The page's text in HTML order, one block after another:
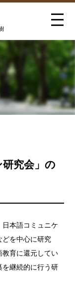
研究会」の
日本語コミュニケ
どを中心に研究
教育に還元してい
を継続的に行う研